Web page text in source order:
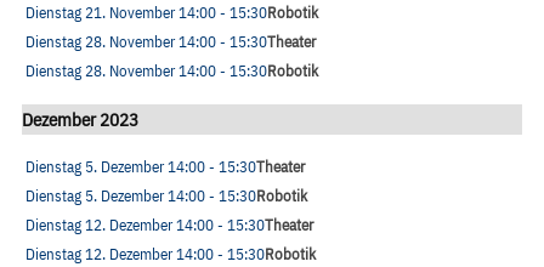
Dienstag 21. November14:00- 15:30Robotik
Dienstag 28. November14:00- 15:30Theater
Dienstag 28. November14:00- 15:30Robotik
Dezember 2023
Dienstag 5. Dezember14:00- 15:30Theater
Dienstag 5. Dezember14:00- 15:30Robotik
Dienstag 12. Dezember14:00- 15:30Theater
Dienstag 12. Dezember14:00- 15:30Robotik